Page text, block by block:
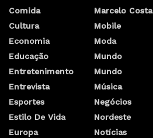
Comida
Cultura
Economia
Educação
Entretenimento
Entrevista
Esportes
Estilo De Vida
Europa
Marcelo Costa
Mobile
Moda
Mundo
Mundo
Música
Negócios
Nordeste
Notícias